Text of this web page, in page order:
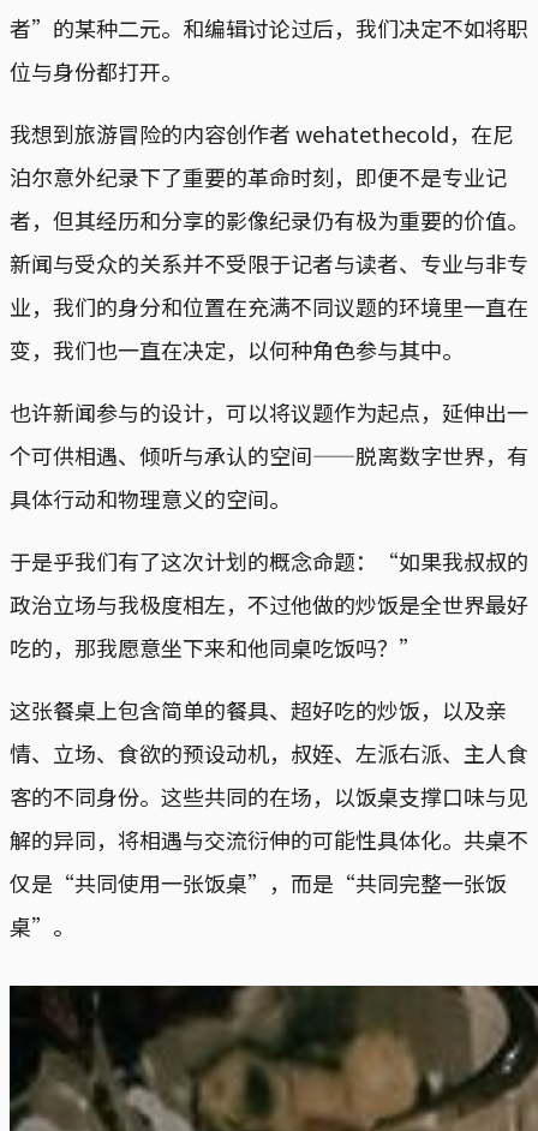
者”的某种二元。和编辑讨论过后，我们决定不如将职
位与身份都打开。
我想到旅游冒险的内容创作者 wehatethecold，在尼
泊尔意外纪录下了重要的革命时刻，即便不是专业记
者，但其经历和分享的影像纪录仍有极为重要的价值。
新闻与受众的关系并不受限于记者与读者、专业与非专
业，我们的身分和位置在充满不同议题的环境里一直在
变，我们也一直在决定，以何种角色参与其中。
也许新闻参与的设计，可以将议题作为起点，延伸出一
个可供相遇、倾听与承认的空间——脱离数字世界，有
具体行动和物理意义的空间。
于是乎我们有了这次计划的概念命题：“如果我叔叔的
政治立场与我极度相左，不过他做的炒饭是全世界最好
吃的，那我愿意坐下来和他同桌吃饭吗？”
这张餐桌上包含简单的餐具、超好吃的炒饭，以及亲
情、立场、食欲的预设动机，叔姪、左派右派、主人食
客的不同身份。这些共同的在场，以饭桌支撑口味与见
解的异同，将相遇与交流衍伸的可能性具体化。共桌不
仅是“共同使用一张饭桌”，而是“共同完整一张饭
桌”。